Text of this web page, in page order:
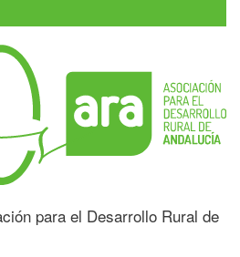
para el Desarrollo Rural de